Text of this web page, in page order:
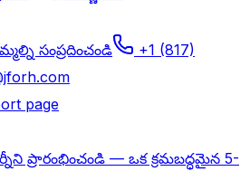
సంప్రదించండి
+1 (817)
page
ప్రారంభించండి — ఒక క్రమబద్ధమైన 5-